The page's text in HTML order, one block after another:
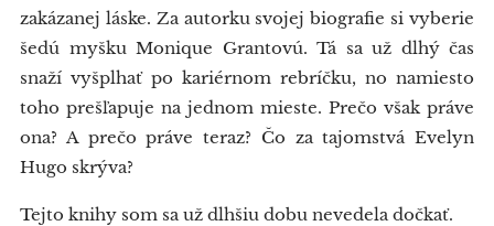
zakázanej láske. Za autorku svojej biografie si vyberie
šedú myšku Monique Grantovú. Tá sa už dlhý čas
snaží vyšplhať po kariérnom rebríčku, no namiesto
toho prešľapuje na jednom mieste. Prečo však práve
ona? A prečo práve teraz? Čo za tajomstvá Evelyn
Hugo skrýva?
Tejto knihy som sa už dlhšiu dobu nevedela dočkať.